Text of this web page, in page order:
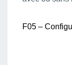
F05 –